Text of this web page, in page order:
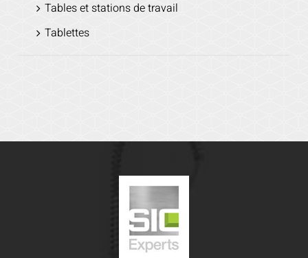
Tables et stations de travail
Tablettes